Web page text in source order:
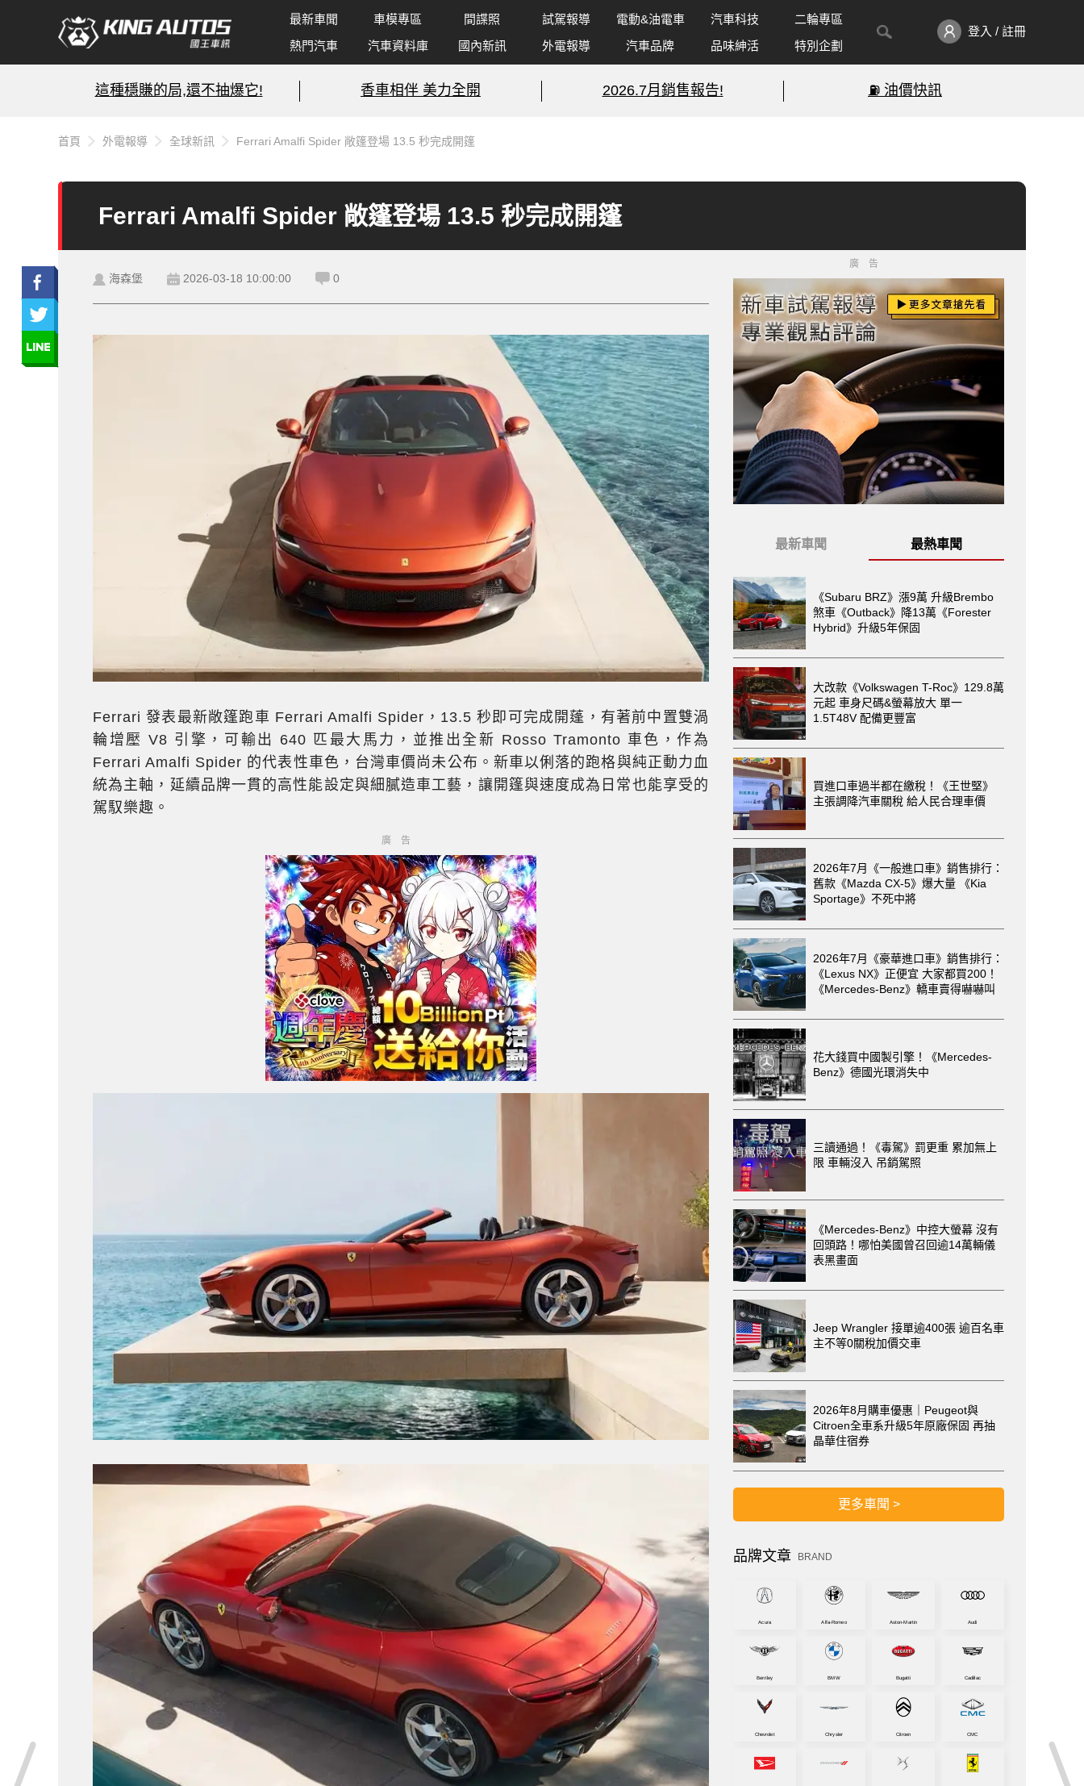
最新車聞 車模專區 間諜照 試駕報導 電動&油電車 汽車科技
二輪專區
熱門汽車
汽車資料庫 國內新訊 外電報導 汽車品牌 品味紳活 特別企劃
登入 / 註冊
這種穩賺的局,還不抽爆它! 香車相伴 美力全開 2026.7月銷售報告! ⛽️ 油價快訊
首頁 外電報導 全球新訊 Ferrari Amalfi Spider 敞篷登場 13.5 秒完成開篷
Ferrari Amalfi Spider 敞篷登場 13.5 秒完成開篷
海森堡 2026-03-18 10:00:00 0
Ferrari 發表最新敞篷跑車 Ferrari Amalfi Spider，13.5 秒即可完成開蓬，有著前中置雙渦
輪增壓 V8 引擎，可輸出 640 匹最大馬力，並推出全新 Rosso Tramonto 車色，作為
Ferrari Amalfi Spider 的代表性車色，台灣車價尚未公布。新車以俐落的跑格與純正動力血
統為主軸，延續品牌一貫的高性能設定與細膩造車工藝，讓開篷與速度成為日常也能享受的
駕馭樂趣。
廣告
廣告
最新車聞 最熱車聞
《Subaru BRZ》漲9萬 升級Brembo
煞車《Outback》降13萬《Forester
Hybrid》升級5年保固
大改款《Volkswagen T-Roc》129.8萬
元起 車身尺碼&螢幕放大 單一
1.5T48V 配備更豐富
買進口車過半都在繳稅！《王世堅》
主張調降汽車關稅 給人民合理車價
2026年7月《一般進口車》銷售排行：
舊款《Mazda CX-5》爆大量 《Kia
Sportage》不死中將
2026年7月《豪華進口車》銷售排行：
《Lexus NX》正便宜 大家都買200！
《Mercedes-Benz》轎車賣得嚇嚇叫
花大錢買中國製引擎！《Mercedes-
Benz》德國光環消失中
三讀通過！《毒駕》罰更重 累加無上
限 車輛沒入 吊銷駕照
《Mercedes-Benz》中控大螢幕 沒有
回頭路！哪怕美國曾召回逾14萬輛儀
表黑畫面
Jeep Wrangler 接單逾400張 逾百名車
主不等0關稅加價交車
2026年8月購車優惠｜Peugeot與
Citroen全車系升級5年原廠保固 再抽
晶華住宿券
更多車聞 >
品牌文章 BRAND
Acura Alfa-Romeo Aston-Martin Audi
Bentley BMW Bugatti Cadillac
Chevrolet Chrysler Citroen CMC